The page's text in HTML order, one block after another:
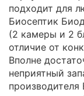
подходит для
Биосептик
(2 камеры и 2
отличие от
Вполне
неприятный
производителя